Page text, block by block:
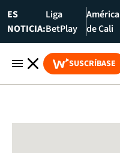
ES
NOTICIA:
Liga
BetPlay
América
de Cali
SUSCRÍBASE